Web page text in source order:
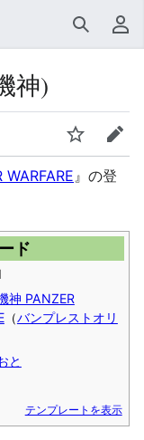
検索 利
神)
ウォッチ編集
』の登
ド
神 PANZER
（バンプレストオリ
と
テンプレートを表示